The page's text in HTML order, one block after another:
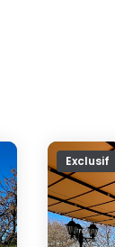
Exclusif